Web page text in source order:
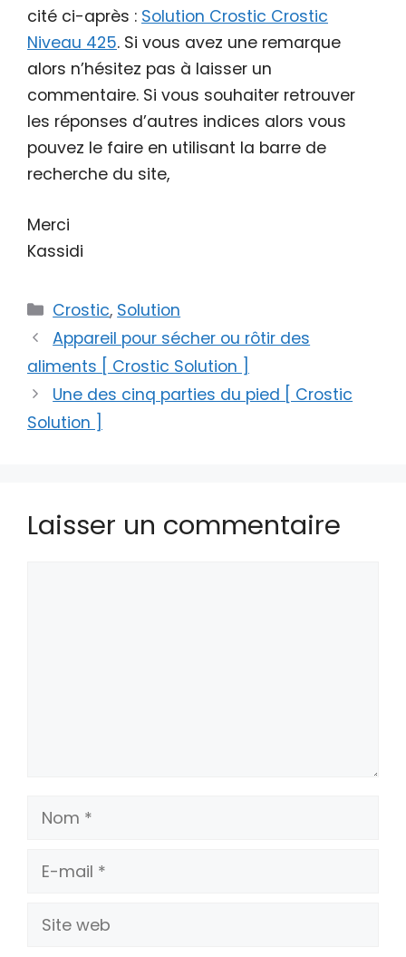
cité ci-après : Solution Crostic Crostic
Niveau 425. Si vous avez une remarque
alors n’hésitez pas à laisser un
commentaire. Si vous souhaiter retrouver
les réponses d’autres indices alors vous
pouvez le faire en utilisant la barre de
recherche du site,
Merci
Kassidi
Catégories
Crostic, Solution
Appareil pour sécher ou rôtir des
aliments [ Crostic Solution ]
Une des cinq parties du pied [ Crostic
Solution ]
Laisser un commentaire
Nom
E-
Site